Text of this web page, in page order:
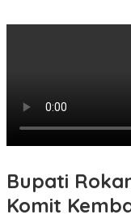
Bupati
Komit